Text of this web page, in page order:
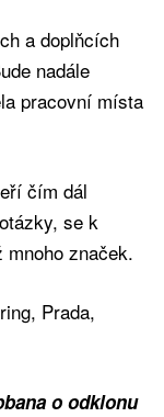
a doplňcích
nadále
pracovní místa
čím dál
se k
značek.
Prada,
o odklonu